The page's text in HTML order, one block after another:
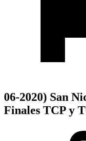
06-2020) San
Finales TCP y